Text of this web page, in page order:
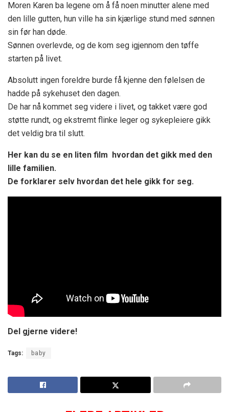
Moren Karen ba legene om å få noen minutter alene med
den lille gutten, hun ville ha sin kjærlige stund med sønnen
sin før han døde.
Sønnen overlevde, og de kom seg igjennom den tøffe
starten på livet.
Absolutt ingen foreldre burde få kjenne den følelsen de
hadde på sykehuset den dagen.
De har nå kommet seg videre i livet, og takket være god
støtte rundt, og ekstremt flinke leger og sykepleiere gikk
det veldig bra til slutt.
Her kan du se en liten film hvordan det gikk med den
lille familien.
De forklarer selv hvordan det hele gikk for seg.
Del gjerne videre!
Tags: baby